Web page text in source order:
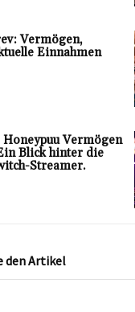
Vermögen,
Einnahmen
Vermögen
Blick hinter die
Streamer.
den Artikel